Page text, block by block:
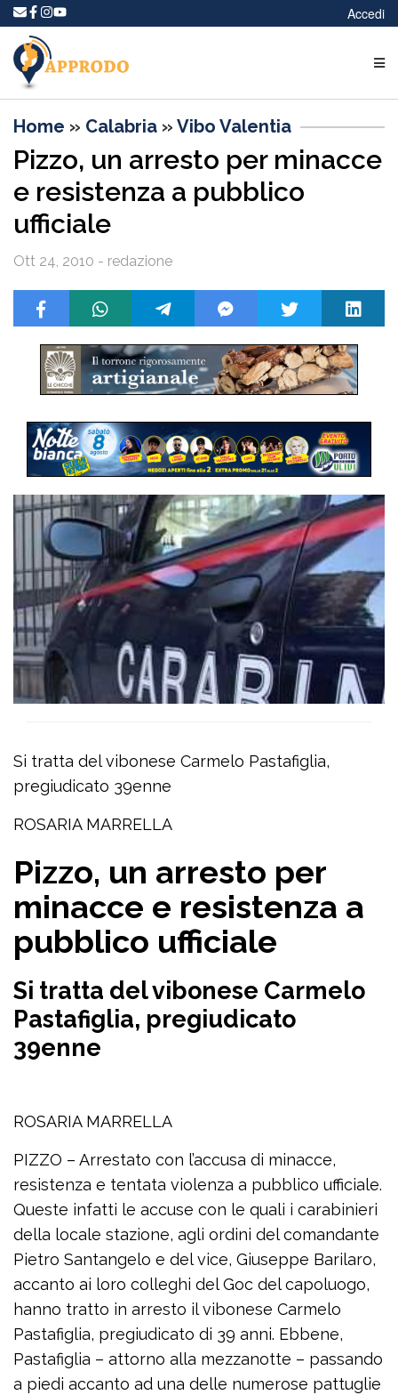
Accedi
Home » Calabria » Vibo Valentia
Pizzo, un arresto per minacce
e resistenza a pubblico
ufficiale
Ott 24, 2010 - redazione
Si tratta del vibonese Carmelo Pastafiglia,
pregiudicato 39enne
ROSARIA MARRELLA
Pizzo, un arresto per
minacce e resistenza a
pubblico ufficiale
Si tratta del vibonese Carmelo
Pastafiglia, pregiudicato
39enne
ROSARIA MARRELLA
PIZZO – Arrestato con l’accusa di minacce,
resistenza e tentata violenza a pubblico ufficiale.
Queste infatti le accuse con le quali i carabinieri
della locale stazione, agli ordini del comandante
Pietro Santangelo e del vice, Giuseppe Barilaro,
accanto ai loro colleghi del Goc del capoluogo,
hanno tratto in arresto il vibonese Carmelo
Pastafiglia, pregiudicato di 39 anni. Ebbene,
Pastafiglia – attorno alla mezzanotte – passando
a piedi accanto ad una delle numerose pattuglie